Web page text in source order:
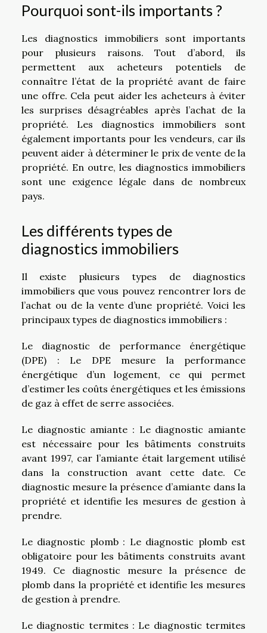
Pourquoi sont-ils importants ?
Les diagnostics immobiliers sont importants
pour plusieurs raisons. Tout d’abord, ils
permettent aux acheteurs potentiels de
connaître l’état de la propriété avant de faire
une offre. Cela peut aider les acheteurs à éviter
les surprises désagréables après l’achat de la
propriété. Les diagnostics immobiliers sont
également importants pour les vendeurs, car ils
peuvent aider à déterminer le prix de vente de la
propriété. En outre, les diagnostics immobiliers
sont une exigence légale dans de nombreux
pays.
Les différents types de
diagnostics immobiliers
Il existe plusieurs types de diagnostics
immobiliers que vous pouvez rencontrer lors de
l’achat ou de la vente d’une propriété. Voici les
principaux types de diagnostics immobiliers :
Le diagnostic de performance énergétique
(DPE) : Le DPE mesure la performance
énergétique d’un logement, ce qui permet
d’estimer les coûts énergétiques et les émissions
de gaz à effet de serre associées.
Le diagnostic amiante : Le diagnostic amiante
est nécessaire pour les bâtiments construits
avant 1997, car l’amiante était largement utilisé
dans la construction avant cette date. Ce
diagnostic mesure la présence d’amiante dans la
propriété et identifie les mesures de gestion à
prendre.
Le diagnostic plomb : Le diagnostic plomb est
obligatoire pour les bâtiments construits avant
1949. Ce diagnostic mesure la présence de
plomb dans la propriété et identifie les mesures
de gestion à prendre.
Le diagnostic termites : Le diagnostic termites